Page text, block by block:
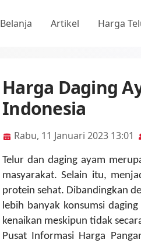
Belanja Artikel Harga
Harga Daging
Indonesia
Rabu, 11 Januari 2023 13:01
Telur dan daging ayam
masyarakat. Selain itu,
protein sehat. Dibandingkan
lebih banyak konsumsi
kenaikan meskipun tidak
Pusat Informasi Harga